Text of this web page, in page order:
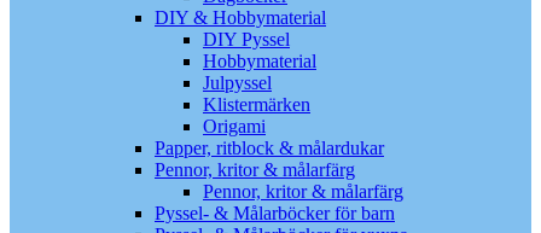
DIY & Hobbymaterial
DIY Pyssel
Hobbymaterial
Julpyssel
Klistermärken
Origami
Papper, ritblock & målardukar
Pennor, kritor & målarfärg
Pennor, kritor & målarfärg
Pyssel- & Målarböcker för barn